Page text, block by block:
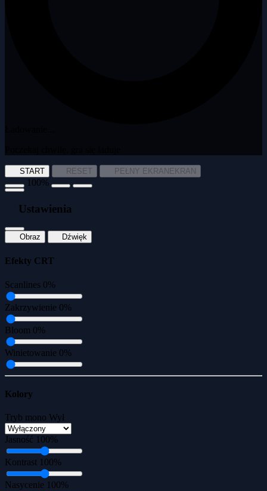
START RESET PEŁNY EKRAN EKRAN
100%
Ustawienia
Obraz Dźwięk
Efekty CRT
Scanlines 0%
Zakrzywienie 0%
Bloom 0%
Winietowanie 0%
Kolory
Tryb mono Wył
Jasność 100%
Kontrast 100%
Nasycenie 100%